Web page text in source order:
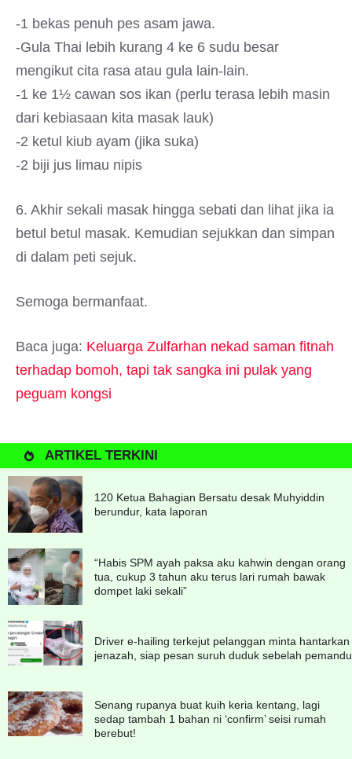
-1 bekas penuh pes asam jawa.
-Gula Thai lebih kurang 4 ke 6 sudu besar
mengikut cita rasa atau gula lain-lain.
-1 ke 1½ cawan sos ikan (perlu terasa lebih masin
dari kebiasaan kita masak lauk)
-2 ketul kiub ayam (jika suka)
-2 biji jus limau nipis
6. Akhir sekali masak hingga sebati dan lihat jika ia
betul betul masak. Kemudian sejukkan dan simpan
di dalam peti sejuk.
Semoga bermanfaat.
Baca juga: Keluarga Zulfarhan nekad saman fitnah
terhadap bomoh, tapi tak sangka ini pulak yang
peguam kongsi
ARTIKEL TERKINI
120 Ketua Bahagian Bersatu desak Muhyiddin
berundur, kata laporan
“Habis SPM ayah paksa aku kahwin dengan orang
tua, cukup 3 tahun aku terus lari rumah bawak
dompet laki sekali”
Driver e-hailing terkejut pelanggan minta hantarkan
jenazah, siap pesan suruh duduk sebelah pemandu
Senang rupanya buat kuih keria kentang, lagi
sedap tambah 1 bahan ni ‘confirm’ seisi rumah
berebut!